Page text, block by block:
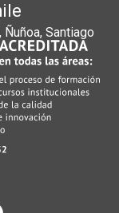
Santiago